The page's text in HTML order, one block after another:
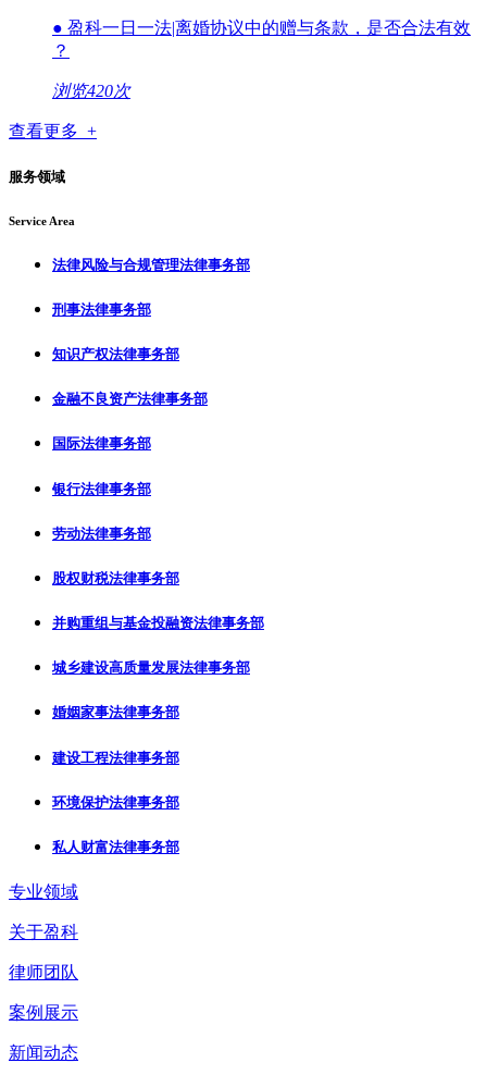
● 盈科一日一法|离婚协议中的赠与条款，是否合法有效
？
浏览420次
查看更多 +
服务领域
Service Area
法律风险与合规管理法律事务部
刑事法律事务部
知识产权法律事务部
金融不良资产法律事务部
国际法律事务部
银行法律事务部
劳动法律事务部
股权财税法律事务部
并购重组与基金投融资法律事务部
城乡建设高质量发展法律事务部
婚姻家事法律事务部
建设工程法律事务部
环境保护法律事务部
私人财富法律事务部
专业领域
关于盈科
律师团队
案例展示
新闻动态